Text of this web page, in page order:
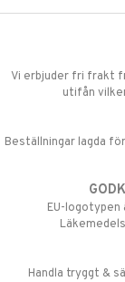
Vi erbjuder fri frakt
utifån
Beställningar lagda
EU-logotypen
Handla tryggt &